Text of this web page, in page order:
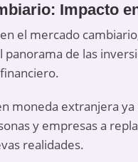
Impacto
el mercado
de las
moneda extranjera
y empresas a
realidades.